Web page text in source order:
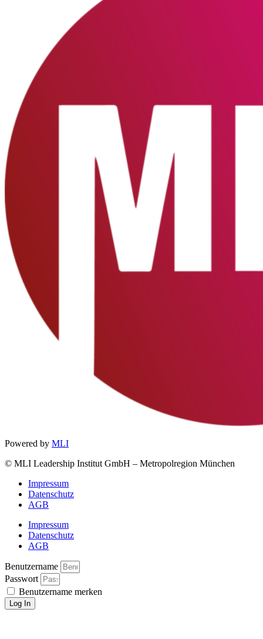
Powered by MLI
© MLI Leadership Institut GmbH – Metropolregion München
Impressum
Datenschutz
AGB
Impressum
Datenschutz
AGB
Benutzername
Passwort
Benutzername merken
Log In